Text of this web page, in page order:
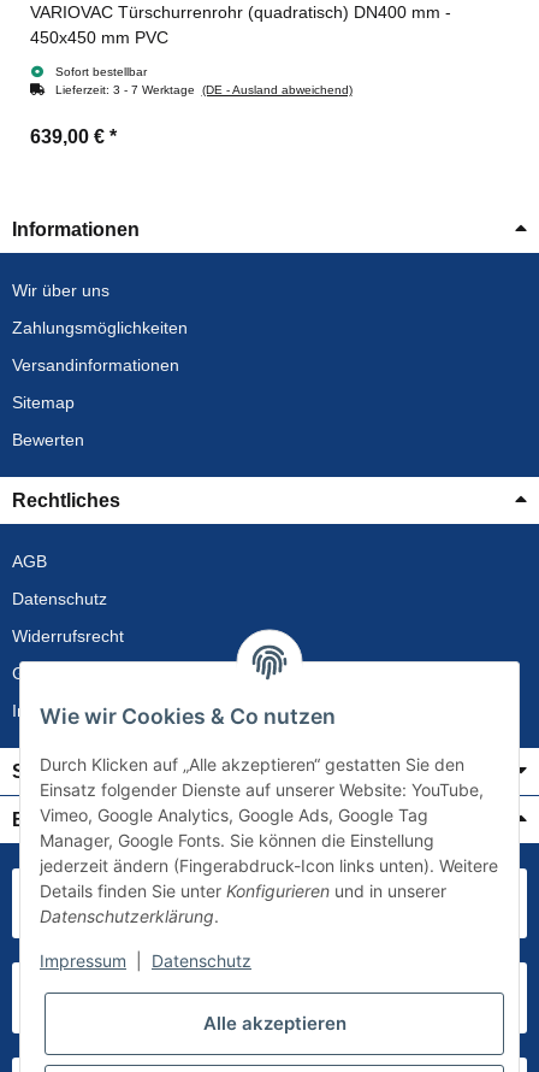
VARIOVAC Türschurrenrohr (quadratisch) DN400 mm -
450x450 mm PVC
Sofort bestellbar
Lieferzeit: 3 - 7 Werktage (DE - Ausland abweichend)
639,00 € *
Informationen
Wir über uns
Zahlungsmöglichkeiten
Versandinformationen
Sitemap
Bewerten
Rechtliches
AGB
Datenschutz
Widerrufsrecht
Gewährleistung
Impressum
Service
Bezahlung & Versand
Wie wir Cookies & Co nutzen
Durch Klicken auf „Alle akzeptieren“ gestatten Sie den
Einsatz folgender Dienste auf unserer Website: YouTube,
Vimeo, Google Analytics, Google Ads, Google Tag
Manager, Google Fonts. Sie können die Einstellung
jederzeit ändern (Fingerabdruck-Icon links unten). Weitere
Details finden Sie unter Konfigurieren und in unserer
Datenschutzerklärung.
Impressum Datenschutz
Alle akzeptieren